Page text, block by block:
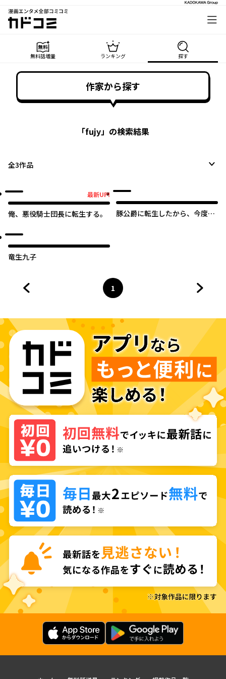
漫画エンタメ全部コミコミ
カドコミ
無料話増量 ランキング 探す
作家から探す
「fujy」の検索結果
全3作品
最新UP!
俺、悪役騎士団長に転生する。
豚公爵に転生したから、今度は
竜生九子
ページ
1
へ